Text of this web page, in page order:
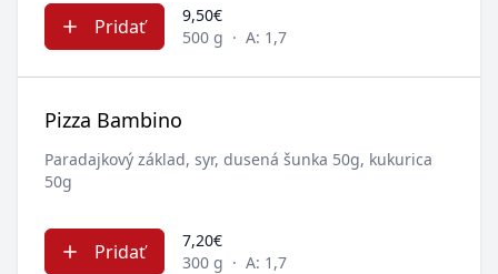
Pridať
9,50€
500 g · A: 1,7
Pizza Bambino
Paradajkový základ, syr, dusená šunka 50g, kukurica
50g
Pridať
7,20€
300 g · A: 1,7